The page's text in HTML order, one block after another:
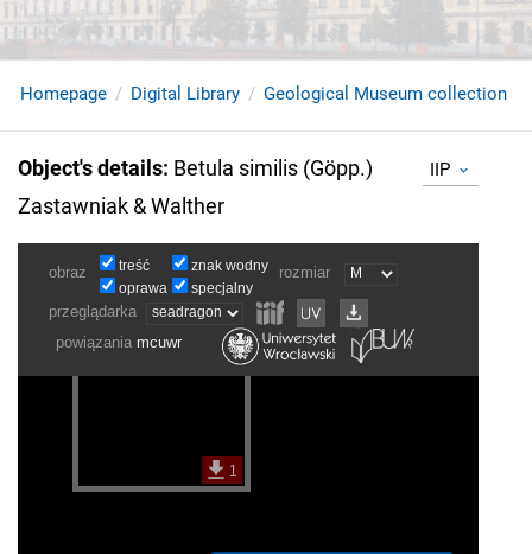
Homepage Digital Library Geological Museum collection
Object's details: Betula similis (Göpp.)
Zastawniak & Walther
IIP